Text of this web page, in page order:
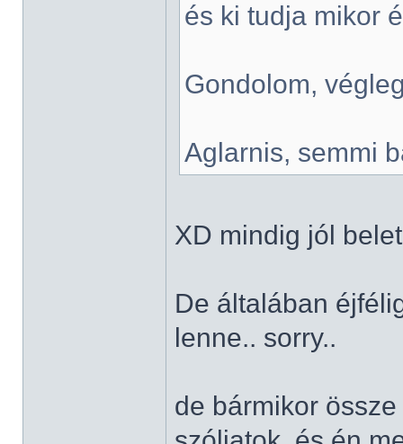
és ki tudja mikor
Gondolom,
Aglarnis, semmi
XD mindig jól
De általában
lenne.. sorry..
de bármikor